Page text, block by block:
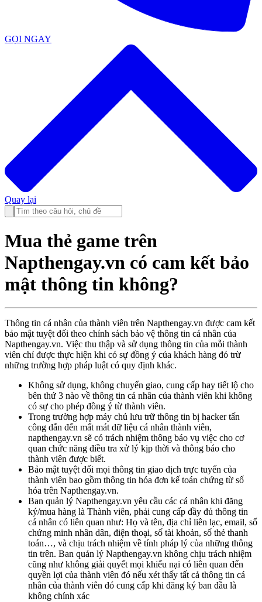
GỌI NGAY
Quay lại
Mua thẻ game trên
Napthengay.vn có cam kết bảo
mật thông tin không?
Thông tin cá nhân của thành viên trên Napthengay.vn được cam kết
bảo mật tuyệt đối theo chính sách bảo vệ thông tin cá nhân của
Napthengay.vn. Việc thu thập và sử dụng thông tin của mỗi thành
viên chỉ được thực hiện khi có sự đồng ý của khách hàng đó trừ
những trường hợp pháp luật có quy định khác.
Không sử dụng, không chuyển giao, cung cấp hay tiết lộ cho
bên thứ 3 nào về thông tin cá nhân của thành viên khi không
có sự cho phép đồng ý từ thành viên.
Trong trường hợp máy chủ lưu trữ thông tin bị hacker tấn
công dẫn đến mất mát dữ liệu cá nhân thành viên,
napthengay.vn sẽ có trách nhiệm thông báo vụ việc cho cơ
quan chức năng điều tra xử lý kịp thời và thông báo cho
thành viên được biết.
Bảo mật tuyệt đối mọi thông tin giao dịch trực tuyến của
thành viên bao gồm thông tin hóa đơn kế toán chứng từ số
hóa trên Napthengay.vn.
Ban quản lý Napthengay.vn yêu cầu các cá nhân khi đăng
ký/mua hàng là Thành viên, phải cung cấp đầy đủ thông tin
cá nhân có liên quan như: Họ và tên, địa chỉ liên lạc, email, số
chứng minh nhân dân, điện thoại, số tài khoản, số thẻ thanh
toán…, và chịu trách nhiệm về tính pháp lý của những thông
tin trên. Ban quản lý Napthengay.vn không chịu trách nhiệm
cũng như không giải quyết mọi khiếu nại có liên quan đến
quyền lợi của thành viên đó nếu xét thấy tất cả thông tin cá
nhân của thành viên đó cung cấp khi đăng ký ban đầu là
không chính xác